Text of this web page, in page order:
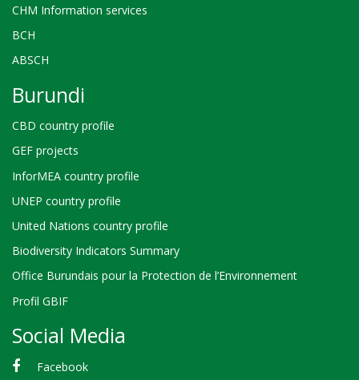
CHM Information services
BCH
ABSCH
Burundi
CBD country profile
GEF projects
InforMEA country profile
UNEP country profile
United Nations country profile
Biodiversity Indicators Summary
Office Burundais pour la Protection de l’Environnement
Profil GBIF
Social Media
Facebook